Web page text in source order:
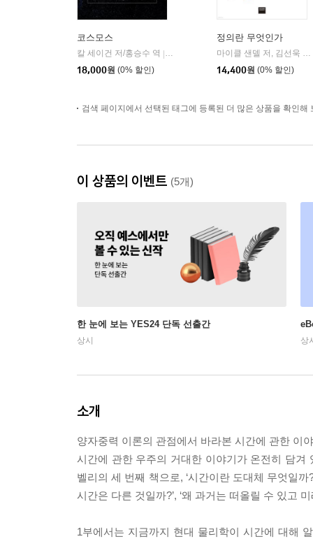
코스모스
칼 세이건 저/홍승수 역
사이언스북스
18,000원 (0% 할인)
정의란 무엇인가
마이클 샌델 저, 김선욱 감수, 김명철 역 저
14,400원 (0% 할인)
검색 페이지에서 선택된 태그에 등록된 더 많은 상품을 확인해
이 상품의 이벤트 (5개)
한 눈에 보는 YES24 단독 선출간
상시 상
소개
양자중력 이론의 관점에서 바라본 시간에 관한 이
시간에 관한 우주의 거대한 이야기가 온전히 담
벨리의 세 번째 책으로, ‘시간이란 도대체 무엇일
시간은 다른 것일까?’, ‘왜 과거는 떠올릴 수 있고
1부에서는 지금까지 현대 물리학이 시간에 대해